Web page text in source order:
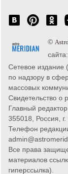
©
сайта:
Сетевое издание
по надзору в
массовых
Свидетельство
Главный
355018, Россия,
Телефон
Все права
материалов
гиперссылка).